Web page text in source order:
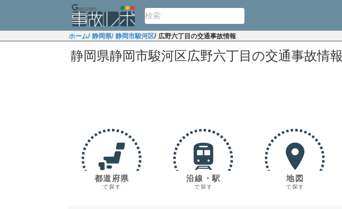
ホーム/ 静岡県/ 静岡市駿河区/ 広野六丁目の交通事故情報
静岡県静岡市駿河区広野六丁目の交通事故情報
都道府県
で探す
沿線・駅
で探す
地図
で探す